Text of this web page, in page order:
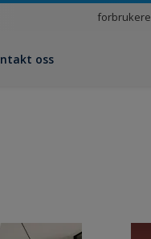
forbrukere
oss